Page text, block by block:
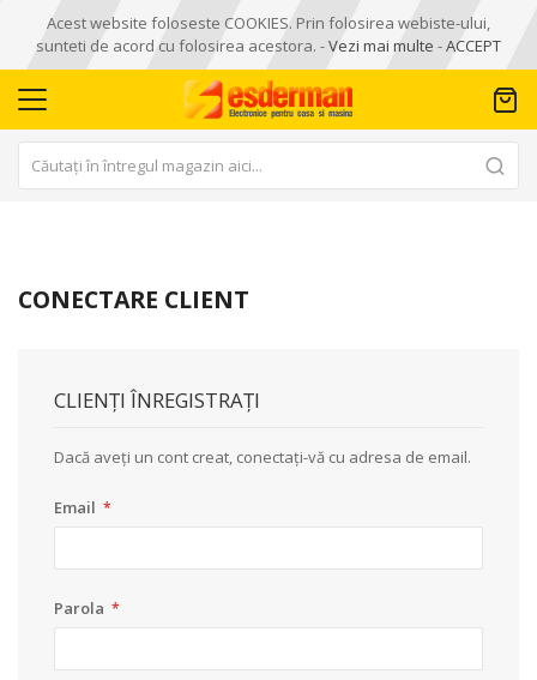
Acest website foloseste COOKIES. Prin folosirea webiste-ului,
sunteti de acord cu folosirea acestora. -Vezi mai multe -ACCEPT
CONECTARE CLIENT
CLIENȚI ÎNREGISTRAȚI
Dacă aveți un cont creat, conectați-vă cu adresa de email.
Email
Parola